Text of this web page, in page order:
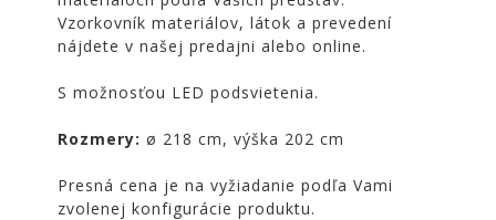
dlažby
ATLAS
VZORKOVNÍK
KONTAKT
Vzorkovník materiálov, látok a prevedení
nájdete v našej predajni alebo online.
S možnosťou LED podsvietenia.
Rozmery: ø 218 cm, výška 202 cm
Presná cena je na vyžiadanie podľa Vami
zvolenej konfigurácie produktu.